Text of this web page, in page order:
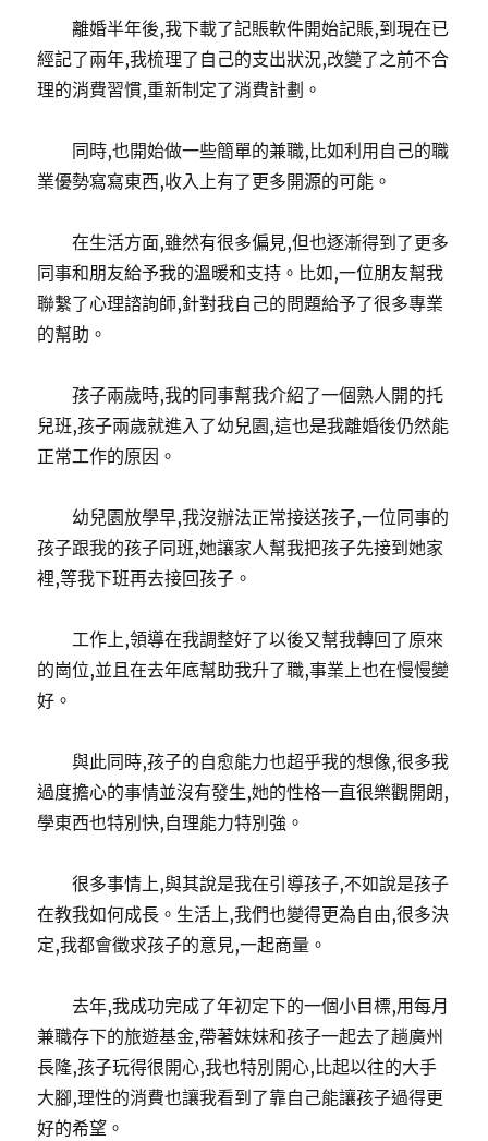
離婚半年後,我下載了記賬軟件開始記賬,到現在已
經記了兩年,我梳理了自己的支出狀況,改變了之前不合
理的消費習慣,重新制定了消費計劃。
同時,也開始做一些簡單的兼職,比如利用自己的職
業優勢寫寫東西,收入上有了更多開源的可能。
在生活方面,雖然有很多偏見,但也逐漸得到了更多
同事和朋友給予我的溫暖和支持。比如,一位朋友幫我
聯繫了心理諮詢師,針對我自己的問題給予了很多專業
的幫助。
孩子兩歲時,我的同事幫我介紹了一個熟人開的托
兒班,孩子兩歲就進入了幼兒園,這也是我離婚後仍然能
正常工作的原因。
幼兒園放學早,我沒辦法正常接送孩子,一位同事的
孩子跟我的孩子同班,她讓家人幫我把孩子先接到她家
裡,等我下班再去接回孩子。
工作上,領導在我調整好了以後又幫我轉回了原來
的崗位,並且在去年底幫助我升了職,事業上也在慢慢變
好。
與此同時,孩子的自愈能力也超乎我的想像,很多我
過度擔心的事情並沒有發生,她的性格一直很樂觀開朗,
學東西也特別快,自理能力特別強。
很多事情上,與其說是我在引導孩子,不如說是孩子
在教我如何成長。生活上,我們也變得更為自由,很多決
定,我都會徵求孩子的意見,一起商量。
去年,我成功完成了年初定下的一個小目標,用每月
兼職存下的旅遊基金,帶著妹妹和孩子一起去了趟廣州
長隆,孩子玩得很開心,我也特別開心,比起以往的大手
大腳,理性的消費也讓我看到了靠自己能讓孩子過得更
好的希望。